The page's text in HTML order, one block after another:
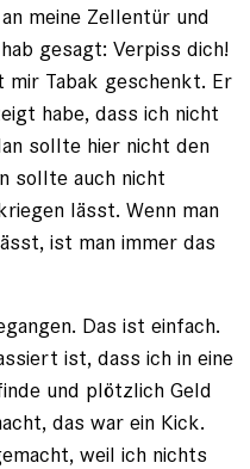
meine Zellentür und
gesagt: Verpiss dich!
Tabak geschenkt. Er
habe, dass ich nicht
sollte hier nicht den
sollte auch nicht
lässt. Wenn man
ist man immer das
Das ist einfach.
ist, dass ich in eine
und plötzlich Geld
das war ein Kick.
weil ich nichts